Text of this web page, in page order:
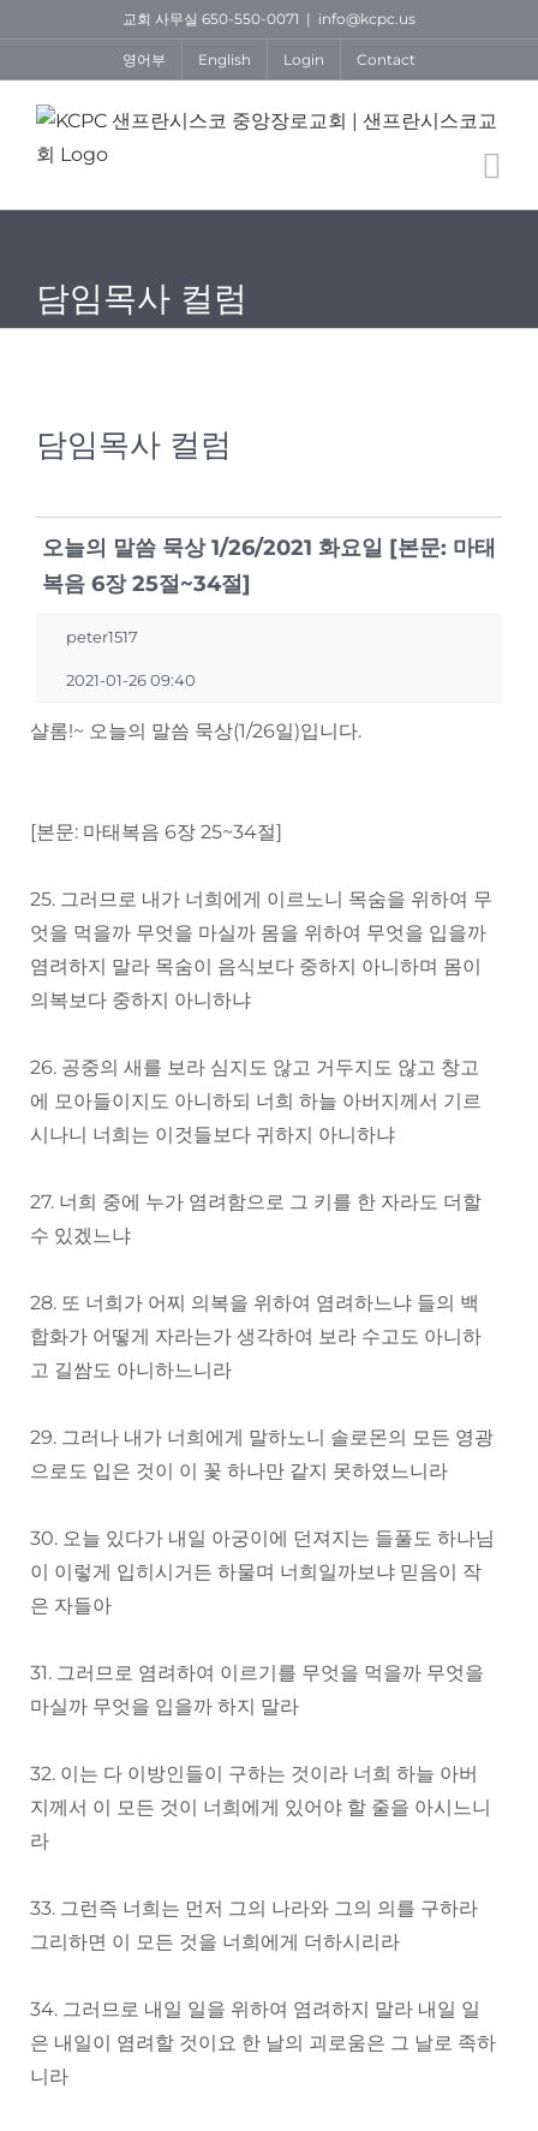
content
교회 사무실 650-550-0071 | info@kcpc.us
영어부 English Login Contact
담임목사 컬럼
담임목사 컬럼
오늘의 말씀 묵상 1/26/2021 화요일 [본문: 마태
복음 6장 25절~34절]
peter1517
2021-01-26 09:40
샬롬!~ 오늘의 말씀 묵상(1/26일)입니다.
[본문: 마태복음 6장 25~34절]
25. 그러므로 내가 너희에게 이르노니 목숨을 위하여 무
엇을 먹을까 무엇을 마실까 몸을 위하여 무엇을 입을까
염려하지 말라 목숨이 음식보다 중하지 아니하며 몸이
의복보다 중하지 아니하냐
26. 공중의 새를 보라 심지도 않고 거두지도 않고 창고
에 모아들이지도 아니하되 너희 하늘 아버지께서 기르
시나니 너희는 이것들보다 귀하지 아니하냐
27. 너희 중에 누가 염려함으로 그 키를 한 자라도 더할
수 있겠느냐
28. 또 너희가 어찌 의복을 위하여 염려하느냐 들의 백
합화가 어떻게 자라는가 생각하여 보라 수고도 아니하
고 길쌈도 아니하느니라
29. 그러나 내가 너희에게 말하노니 솔로몬의 모든 영광
으로도 입은 것이 이 꽃 하나만 같지 못하였느니라
30. 오늘 있다가 내일 아궁이에 던져지는 들풀도 하나님
이 이렇게 입히시거든 하물며 너희일까보냐 믿음이 작
은 자들아
31. 그러므로 염려하여 이르기를 무엇을 먹을까 무엇을
마실까 무엇을 입을까 하지 말라
32. 이는 다 이방인들이 구하는 것이라 너희 하늘 아버
지께서 이 모든 것이 너희에게 있어야 할 줄을 아시느니
라
33. 그런즉 너희는 먼저 그의 나라와 그의 의를 구하라
그리하면 이 모든 것을 너희에게 더하시리라
34. 그러므로 내일 일을 위하여 염려하지 말라 내일 일
은 내일이 염려할 것이요 한 날의 괴로움은 그 날로 족하
니라